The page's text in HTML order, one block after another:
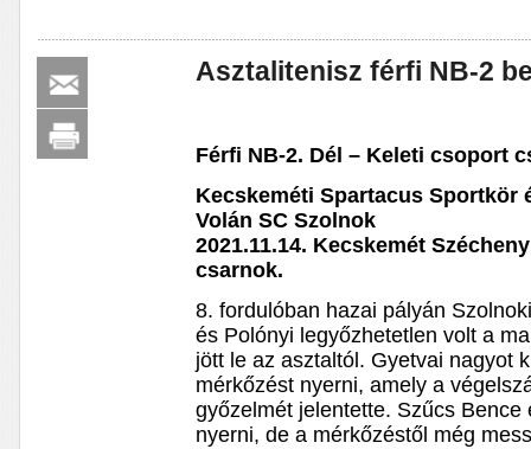
Asztalitenisz férfi NB-2
Férfi NB-2. Dél – Keleti csoport
Kecskeméti Spartacus Sportkör
Volán SC Szolnok
2021.11.14. Kecskemét
csarnok.
8. fordulóban hazai pályán
és Polónyi legyőzhetetlen volt a
jött le az asztaltól. Gyetvai nagyot
mérkőzést nyerni, amely a
győzelmét jelentette. Szűcs
nyerni, de a mérkőzéstől még